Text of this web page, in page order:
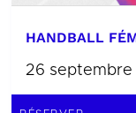
HANDBALL
26